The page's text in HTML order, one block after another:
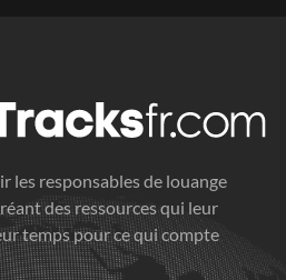
les responsables de louange
des ressources qui leur
temps pour ce qui compte